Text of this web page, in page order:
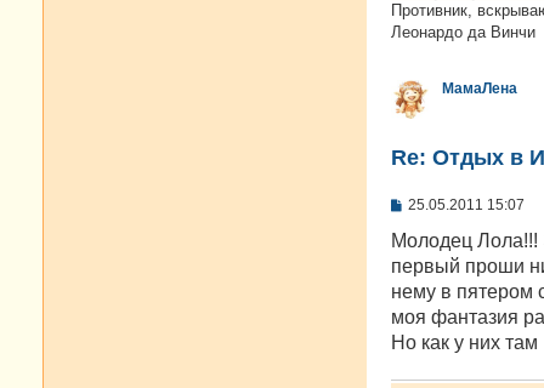
Противник,
Леонардо да Винчи
МамаЛена
Re: Отдых в
С
о
щ
е
и
е
25.05.2011 15:07
Молодец Лола!!!
первый проши
нему в пятером
моя фантазия
Но как у них